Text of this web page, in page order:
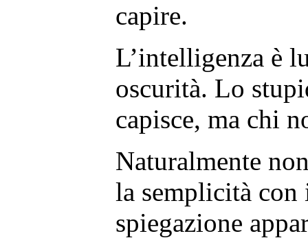
capire.
L’intelligenza è
oscurità. Lo
capisce, ma chi
Naturalmente
la semplicità
spiegazione